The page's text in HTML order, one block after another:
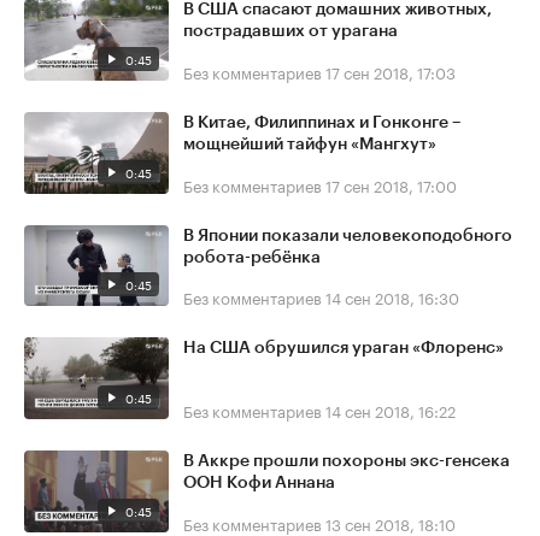
0:45
В США спасают домашних животных,
пострадавших от урагана
Без комментариев 17 сен 2018, 17:03
0:45
В Китае, Филиппинах и Гонконге –
мощнейший тайфун «Мангхут»
Без комментариев 17 сен 2018, 17:00
0:45
В Японии показали человекоподобного
робота-ребёнка
Без комментариев 14 сен 2018, 16:30
0:45
На США обрушился ураган «Флоренс»
Без комментариев 14 сен 2018, 16:22
0:45
В Аккре прошли похороны экс-генсека
ООН Кофи Аннана
Без комментариев 13 сен 2018, 18:10